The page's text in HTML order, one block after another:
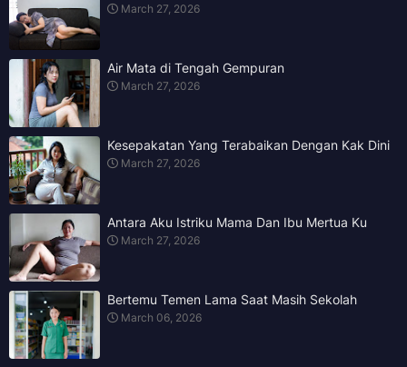
March 27, 2026
Air Mata di Tengah Gempuran
March 27, 2026
Kesepakatan Yang Terabaikan Dengan Kak Dini
March 27, 2026
Antara Aku Istriku Mama Dan Ibu Mertua Ku
March 27, 2026
Bertemu Temen Lama Saat Masih Sekolah
March 06, 2026